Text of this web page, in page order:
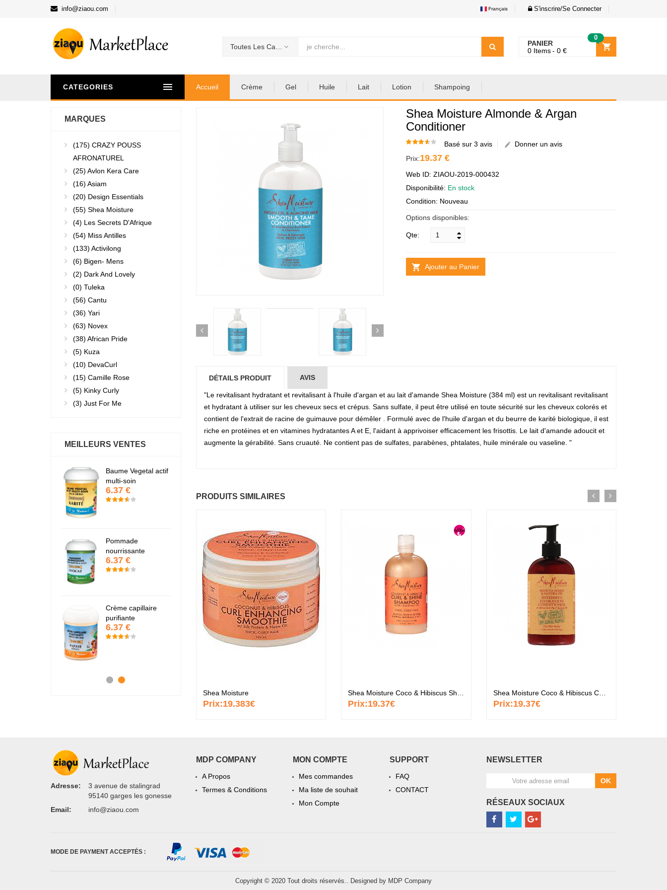
info@ziaou.com Français S'inscrire/Se Connecter
PANIER
0
0 Items 0 €
CATEGORIES Accueil Crème Gel Huile Lait Lotion Shampoing
Shea Moisture Almonde & Argan
Conditioner
Basé sur 3 avis
Donner un avis
Prix:19.37 €
Web ID: ZIAOU-2019-000432
Disponibilité: En stock
Condition: Nouveau
Options disponibles:
Qte:
Ajouter au Panier
DÉTAILS PRODUIT AVIS
"Le revitalisant hydratant et revitalisant à l'huile d'argan et au lait d'amande Shea Moisture (384 ml) est un revitalisant revitalisant
et hydratant à utiliser sur les cheveux secs et crépus. Sans sulfate, il peut être utilisé en toute sécurité sur les cheveux colorés et
contient de l'extrait de racine de guimauve pour démêler . Formulé avec de l'huile d'argan et du beurre de karité biologique, il est
riche en protéines et en vitamines hydratantes A et E, l'aidant à apprivoiser efficacement les frisottis. Le lait d'amande adoucit et
augmente la gérabilité. Sans cruauté. Ne contient pas de sulfates, parabènes, phtalates, huile minérale ou vaseline. "
PRODUITS SIMILAIRES
Shea Moisture
Prix:19.383€ Prix:19.37€
Shea Moisture Coco & Hibiscus Conditioner
Prix:19.37€
MARQUES
(175) CRAZY POUSS
AFRONATUREL
(25) Avlon Kera Care
(16) Asiam
(20) Design Essentials
(55) Shea Moisture
(4) Les Secrets D'Afrique
(54) Miss Antilles
(133) Activilong
(6) Bigen- Mens
(2) Dark And Lovely
(0) Tuleka
(56) Cantu
(36) Yari
(63) Novex
(38) African Pride
(5) Kuza
(10) DevaCurl
(15) Camille Rose
(5) Kinky Curly
(3) Just For Me
MEILLEURS VENTES
Baume Vegetal actif
multi-soin
6.37 €
Pommade
nourrissante
6.37 €
Crème capillaire
purifiante
6.37 €
7.67 €
KARITE
6.37 €
Adresse:
3 avenue de stalingrad
95140 garges les gonesse
Email:
info@ziaou.com
MDP COMPANY
A Propos
Termes & Conditions
MON COMPTE
Mes commandes
Ma liste de souhait
Mon Compte
SUPPORT
FAQ
CONTACT
NEWSLETTER
OK
RÉSEAUX SOCIAUX
MODE DE PAYMENT ACCEPTÉS :
Copyright © 2020 Tout droits réservés.. Designed by MDP Company